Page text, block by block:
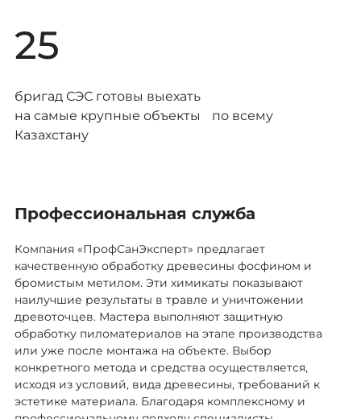
25
бригад СЭС готовы выехать
на самые крупные объекты по всему
Казахстану
Профессиональная служба
Компания «ПрофСанЭксперт» предлагает
качественную обработку древесины фосфином и
бромистым метилом. Эти химикаты показывают
наилучшие результаты в травле и уничтожении
древоточцев. Мастера выполняют защитную
обработку пиломатериалов на этапе производства
или уже после монтажа на объекте. Выбор
конкретного метода и средства осуществляется,
исходя из условий, вида древесины, требований к
эстетике материала. Благодаря комплексному и